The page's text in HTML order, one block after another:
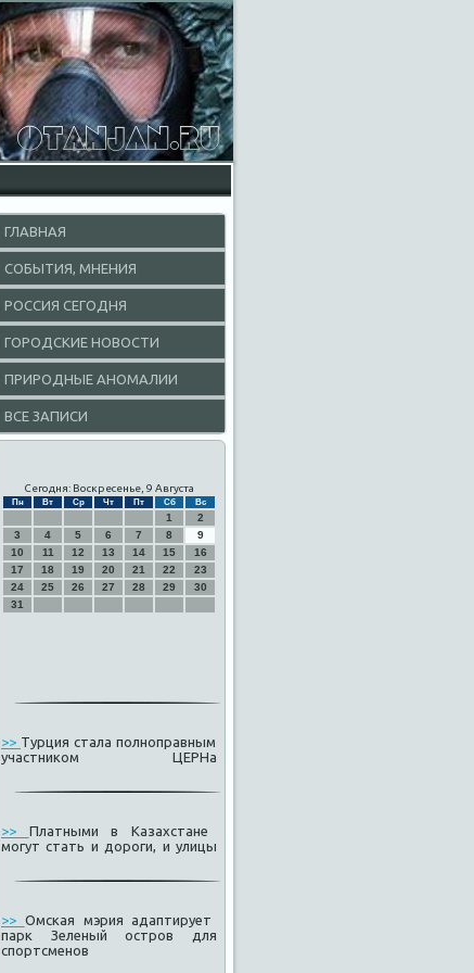
ГЛАВНАЯ
СОБЫТИЯ, МНЕНИЯ
РОССИЯ СЕГОДНЯ
ГОРОДСКИЕ НОВОСТИ
ПРИРОДНЫЕ АНОМАЛИИ
ВСЕ ЗАПИСИ
Сегодня: Воскресенье, 9 Августа
Пн Вт Ср Чт Пт Сб Вс
1
2
3
4 5 6 7 8
9
10
11 12 13 14 15
16
17
18 19 20 21 22
23
24
25 26 27 28 29
30
31
>> Турция стала полноправным
участником ЦЕРНа
>> Платными в Казахстане
могут стать и дороги, и улицы
>> Омская мэрия адаптирует
парк Зеленый остров для
спортсменов